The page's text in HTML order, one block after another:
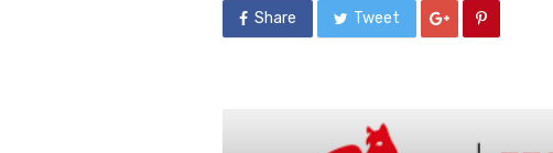
Share Tweet